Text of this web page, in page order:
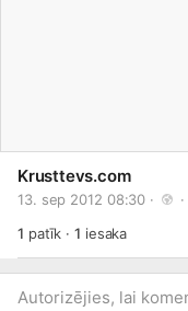
Krusttevs.com
13. sep 2012 08:30 · ·
1 patīk ·1 iesaka
Autorizējies, lai